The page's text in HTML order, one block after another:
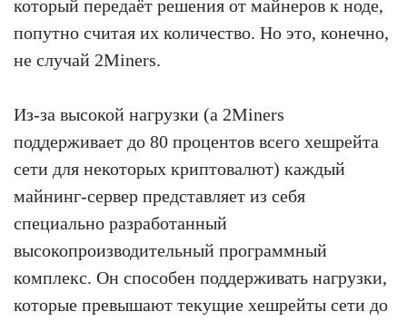
который передаёт решения от майнеров к ноде,
попутно считая их количество. Но это, конечно,
не случай 2Miners.
Из-за высокой нагрузки (а 2Miners
поддерживает до 80 процентов всего хешрейта
сети для некоторых криптовалют) каждый
майнинг-сервер представляет из себя
специально разработанный
высокопроизводительный программный
комплекс. Он способен поддерживать нагрузки,
которые превышают текущие хешрейты сети до